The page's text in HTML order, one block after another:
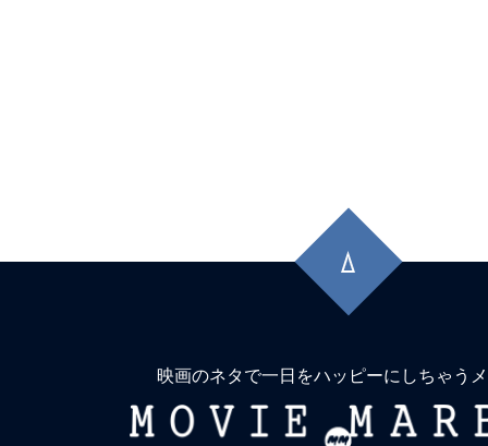
頭
に
映画のネタで一日をハッピーにしちゃう
MOVIE